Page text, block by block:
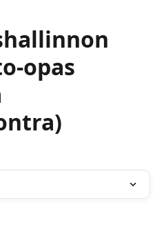
opas